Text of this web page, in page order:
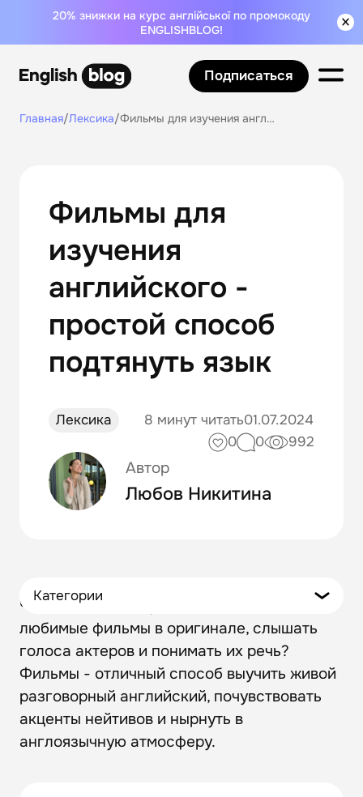
20% знижки на курс англійської по промокоду
ENGLISHBLOG!
Подписаться
Главная/Лексика/ Фильмы для изучения английского - простой способ подтянуть язык
Фильмы для
изучения
английского -
простой способ
подтянуть язык
Лексика 8 минут читать01.07.2024
0
0 992
Автор
Любов Никитина
Категории
Что может быть лучше, чем смотреть
любимые фильмы в оригинале, слышать
голоса актеров и понимать их речь?
Фильмы - отличный способ выучить живой
разговорный английский, почувствовать
акценты нейтивов и нырнуть в
англоязычную атмосферу.